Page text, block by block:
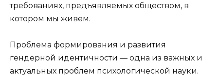
требованиях, предъявляемых обществом, в
котором мы живем.
Проблема формирования и развития
гендерной идентичности — одна из важных и
актуальных проблем психологической науки.